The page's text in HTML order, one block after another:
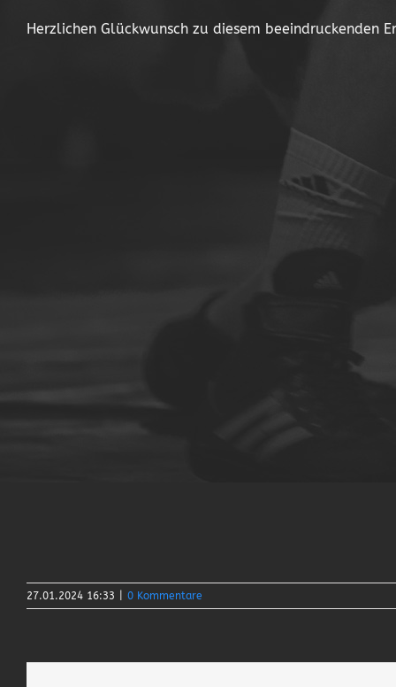
Herzlichen Glückwunsch zu diesem beeindruckenden
27.01.2024 16:33 0 Kommentare